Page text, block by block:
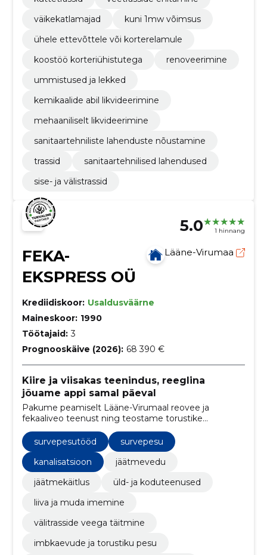
väikekatlamajad
kuni 1mw võimsus
ühele ettevõttele või korterelamule
koostöö korteriühistutega
renoveerimine
ummistused ja lekked
kemikaalide abil likvideerimine
mehaaniliselt likvideerimine
sanitaartehniliste lahenduste nõustamine
trassid
sanitaartehnilised lahendused
sise- ja välistrassid
5.0 1 hinnang
FEKA-
EKSPRESS OÜ
Lääne-Virumaa
Krediidiskoor: Usaldusväärne
Maineskoor: 1990
Töötajaid: 3
Prognooskäive (2026): 68 390 €
Kiire ja viisakas teenindus, reeglina
jõuame appi samal päeval
Pakume peamiselt Lääne-Virumaal reovee ja
fekaaliveo teenust ning teostame torustike
(välistrasside) survepesu. Tänaseks oleme
tööpiirkonda laiendanud ka naabermaakondadesse.
survepesutööd
survepesu
kanalisatsioon
jäätmevedu
jäätmekäitlus
üld- ja koduteenused
liiva ja muda imemine
välitrasside veega täitmine
imbkaevude ja torustiku pesu